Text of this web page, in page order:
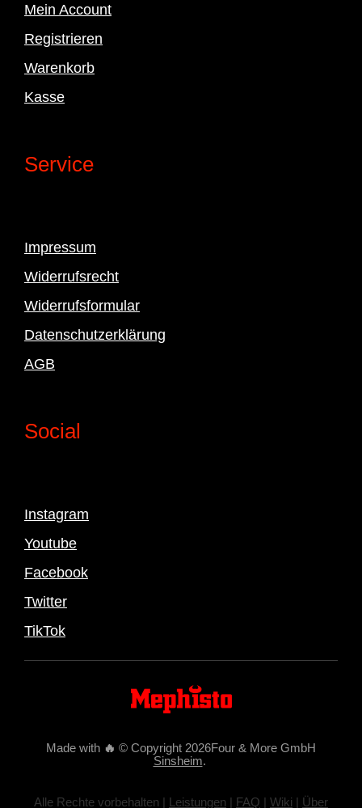
Mein Account
Registrieren
Warenkorb
Kasse
Service
Impressum
Widerrufsrecht
Widerrufsformular
Datenschutzerklärung
AGB
Social
Instagram
Youtube
Facebook
Twitter
TikTok
Made with 🔥 © Copyright 2026Four & More GmbH
Sinsheim.
Alle Rechte vorbehalten | Leistungen | FAQ | Wiki | Über